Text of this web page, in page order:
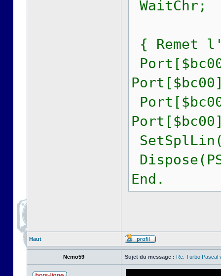
WaitChr;
{ Remet
End.
Haut
Nemo59 Sujet du message : Re: Turbo Pascal